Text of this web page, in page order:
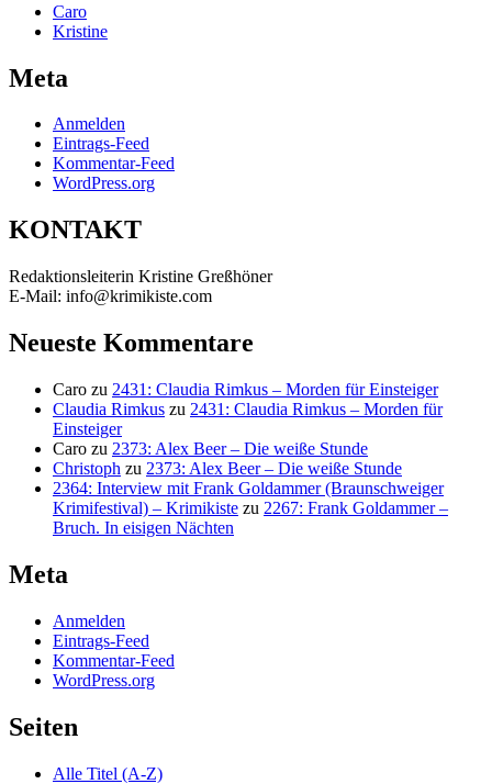
Caro
Kristine
Meta
Anmelden
Eintrags-Feed
Kommentar-Feed
WordPress.org
KONTAKT
Redaktionsleiterin Kristine Greßhöner
E-Mail: info@krimikiste.com
Neueste Kommentare
Caro zu 2431: Claudia Rimkus – Morden für Einsteiger
Claudia Rimkus zu 2431: Claudia Rimkus – Morden für
Einsteiger
Caro zu 2373: Alex Beer – Die weiße Stunde
Christoph zu 2373: Alex Beer – Die weiße Stunde
2364: Interview mit Frank Goldammer (Braunschweiger
Krimifestival) – Krimikiste zu 2267: Frank Goldammer –
Bruch. In eisigen Nächten
Meta
Anmelden
Eintrags-Feed
Kommentar-Feed
WordPress.org
Seiten
Alle Titel (A-Z)